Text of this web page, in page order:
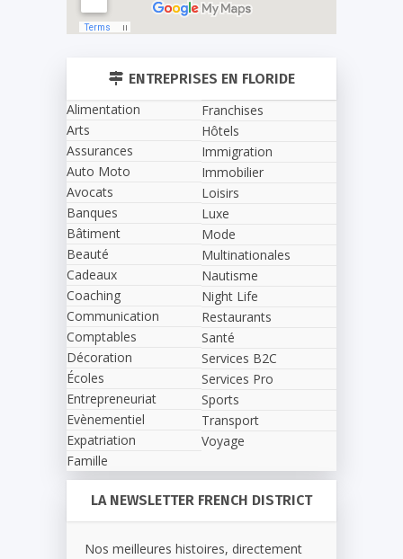
ENTREPRISES EN FLORIDE
Alimentation
Arts
Assurances
Auto Moto
Avocats
Banques
Bâtiment
Beauté
Cadeaux
Coaching
Communication
Comptables
Décoration
Écoles
Entrepreneuriat
Evènementiel
Expatriation
Famille
Franchises
Hôtels
Immigration
Immobilier
Loisirs
Luxe
Mode
Multinationales
Nautisme
Night Life
Restaurants
Santé
Services B2C
Services Pro
Sports
Transport
Voyage
LA NEWSLETTER FRENCH DISTRICT
Nos meilleures histoires, directement